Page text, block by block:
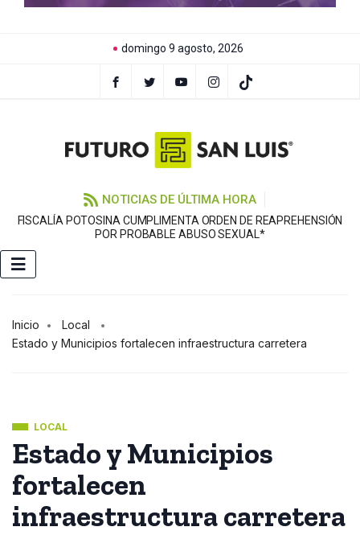
domingo 9 agosto, 2026
NOTICIAS DE ÚLTIMA HORA
FISCALÍA POTOSINA CUMPLIMENTA ORDEN DE REAPREHENSIÓN
POR PROBABLE ABUSO SEXUAL*
Inicio
Local
Estado y Municipios fortalecen infraestructura carretera
LOCAL
Estado y Municipios
fortalecen
infraestructura carretera